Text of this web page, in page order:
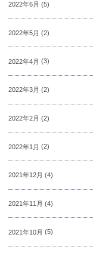
2022年6月 (5)
2022年5月 (2)
2022年4月 (3)
2022年3月 (2)
2022年2月 (2)
2022年1月 (2)
2021年12月 (4)
2021年11月 (4)
2021年10月 (5)